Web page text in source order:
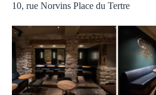
10, rue Norvins Place du Tertre